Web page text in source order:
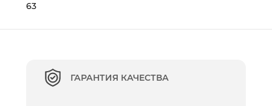
63
ГАРАНТИЯ КАЧЕСТВА